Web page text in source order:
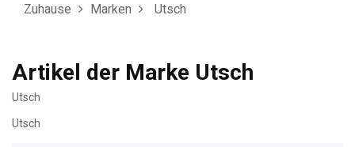
Zuhause Marken Utsch
Artikel der Marke Utsch
Utsch
Utsch